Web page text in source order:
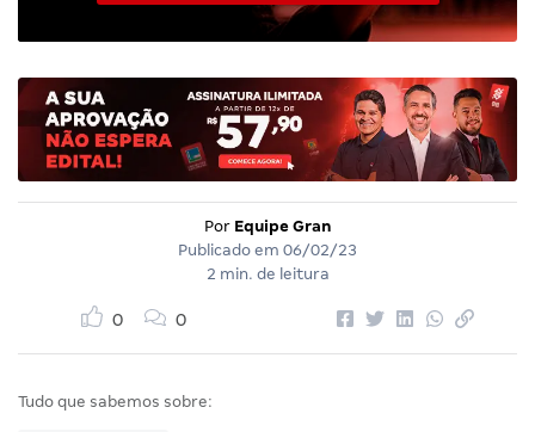
Por Equipe Gran
Publicado em 06/02/23
2 min. de leitura
0 0
Tudo que sabemos sobre: